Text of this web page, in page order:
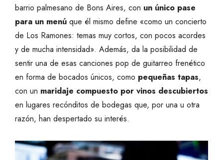
barrio palmesano de Bons Aires, con un único pase
para un menú que él mismo define «como un concierto
de Los Ramones: temas muy cortos, con pocos acordes
y de mucha intensidad». Además, da la posibilidad de
sentir una de esas canciones pop de guitarreo frenético
en forma de bocados únicos, como pequeñas tapas,
con un maridaje compuesto por vinos descubiertos
en lugares recónditos de bodegas que, por una u otra
razón, han despertado su interés.